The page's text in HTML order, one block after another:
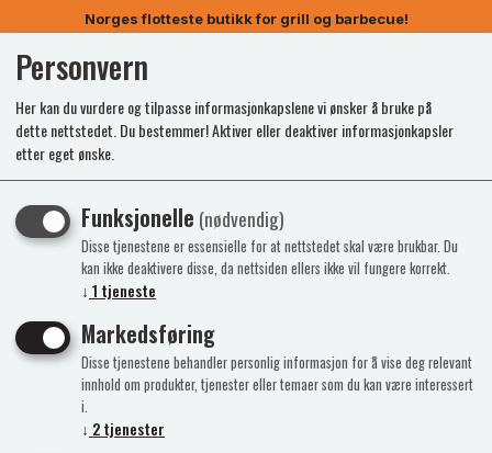
Norges flotteste butikk for grill og barbecue!
Personvern
Her kan du vurdere og tilpasse informasjonkapslene vi ønsker å bruke på
dette nettstedet. Du bestemmer! Aktiver eller deaktiver informasjonkapsler
etter eget ønske.
Funksjonelle (nødvendig)
Disse tjenestene er essensielle for at nettstedet skal være brukbar. Du
kan ikke deaktivere disse, da nettsiden ellers ikke vil fungere korrekt.
↓ 1 tjeneste
Markedsføring
Disse tjenestene behandler personlig informasjon for å vise deg relevant
innhold om produkter, tjenester eller temaer som du kan være interessert
i.
↓ 2tjenester